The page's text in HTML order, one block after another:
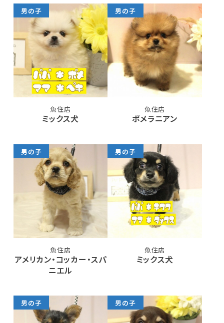
男の子
魚住店
ミックス犬
男の子
魚住店
ポメラニアン
男の子
魚住店
アメリカン・コッカー・スパ
ニエル
男の子
魚住店
ミックス犬
男の子 男の子